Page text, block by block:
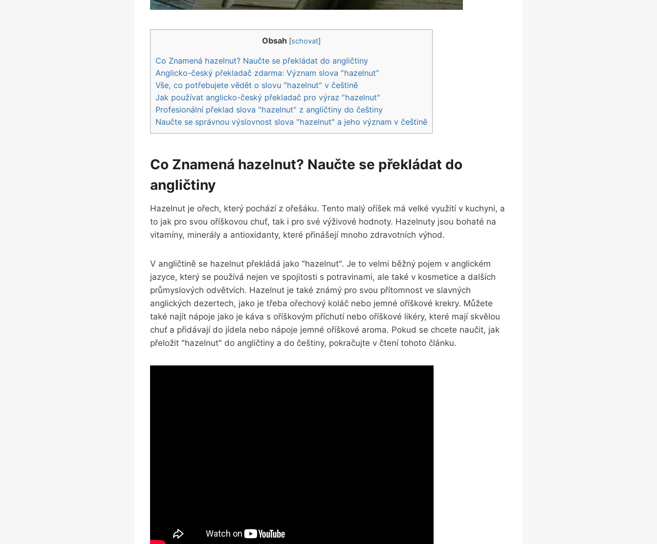
Obsah [schovat]
Co Znamená hazelnut? Naučte se překládat do angličtiny
Anglicko-český překladač zdarma: Význam slova "hazelnut"
Vše, co potřebujete vědět o slovu "hazelnut" v češtině
Jak používat anglicko-český překladač pro výraz "hazelnut"
Profesionální překlad slova "hazelnut" z angličtiny do češtiny
Naučte se správnou výslovnost slova "hazelnut" a jeho význam v češtině
Co Znamená hazelnut? Naučte se překládat do
angličtiny
Hazelnut je ořech, který pochází z ořešáku. Tento malý oříšek má velké využití v kuchyni, a
to jak pro svou oříškovou chuť, tak i pro své výživové hodnoty. Hazelnuty jsou bohaté na
vitamíny, minerály a antioxidanty, které přinášejí mnoho zdravotních výhod.
V angličtině se hazelnut překládá jako "hazelnut". Je to velmi běžný pojem v anglickém
jazyce, který se používá nejen ve spojitosti s potravinami, ale také v kosmetice a dalších
průmyslových odvětvích. Hazelnut je také známý pro svou přítomnost ve slavných
anglických dezertech, jako je třeba ořechový koláč nebo jemné oříškové krekry. Můžete
také najít nápoje jako je káva s oříškovým příchutí nebo oříškové likéry, které mají skvělou
chuť a přidávají do jídela nebo nápoje jemné oříškové aroma. Pokud se chcete naučit, jak
přeložit "hazelnut" do angličtiny a do češtiny, pokračujte v čtení tohoto článku.